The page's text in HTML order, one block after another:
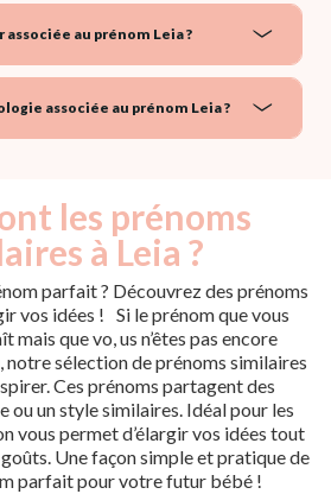
au prénom Leia ?
associée au prénom Leia ?
les prénoms
à Leia ?
parfait ? Découvrez des prénoms
vos idées ! Si le prénom que vous
mais que vo, us n’êtes pas encore
sélection de prénoms similaires
Ces prénoms partagent des
ou un style similaires. Idéal pour les
vous permet d’élargir vos idées tout
Une façon simple et pratique de
parfait pour votre futur bébé !